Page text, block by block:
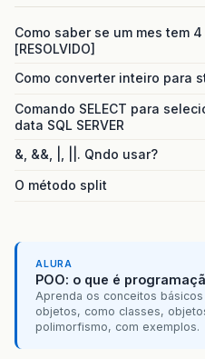
Como saber se um mes tem
[RESOLVIDO]
Como converter inteiro para
Comando SELECT para
data SQL SERVER
&, &&, |, ||. Qndo usar?
O método split
ALURA
POO: o que é
Aprenda os conceitos
objetos, como classes,
polimorfismo, com exemplos.